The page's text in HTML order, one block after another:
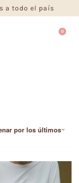
a todo el país
0
por los últimos